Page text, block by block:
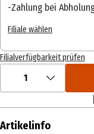
Zahlung bei
Filiale wählen
Filialverfügbarkeit prüfen
1
Artikelinfo